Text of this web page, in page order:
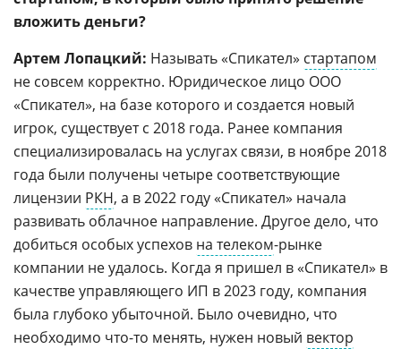
вложить деньги?
Артем Лопацкий: Называть «Спикател» стартапом
не совсем корректно. Юридическое лицо ООО
«Спикател», на базе которого и создается новый
игрок, существует с 2018 года. Ранее компания
специализировалась на услугах связи, в ноябре 2018
года были получены четыре соответствующие
лицензии РКН, а в 2022 году «Спикател» начала
развивать облачное направление. Другое дело, что
добиться особых успехов на телеком-рынке
компании не удалось. Когда я пришел в «Спикател» в
качестве управляющего ИП в 2023 году, компания
была глубоко убыточной. Было очевидно, что
необходимо что-то менять, нужен новый вектор